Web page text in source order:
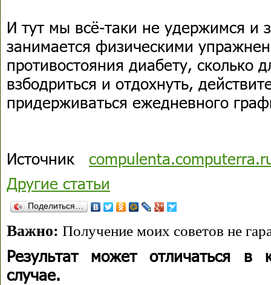
И тут мы всё-таки не удержимся и
занимается физическими
противостояния диабету, сколько
взбодриться и отдохнуть,
придерживаться ежедневного
Источник
Другие статьи
Поделиться…
Важно: Получение моих советов не
Результат может отличаться в
случае.